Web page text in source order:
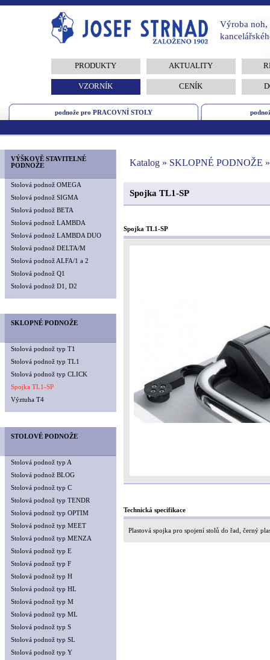
Výroba noh,
PRODUKTY AKTUALITY
VZORNÍK CENÍK
podnože pro PRACOVNÍ STOLY
VÝŠKOVĚ STAVITELNÉ
PODNOŽE
Stolová podnož OMEGA
Stolová podnož SIGMA
Stolová podnož BETA
Stolová podnož LAMBDA
Stolová podnož LAMBDA DUO
Stolová podnož DELTA/M
Stolová podnož ALFA/1 a 2
Stolová podnož Q1
Stolová podnož D1, D2
SKLOPNÉ PODNOŽE
Stolová podnož typ T1
Stolová podnož typ TL1
Stolová podnož typ CLICK
Spojka TL1-SP
Výztuha T4
STOLOVÉ PODNOŽE
Stolová podnož typ A
Stolová podnož BLOG
Stolová podnož typ C
Stolová podnož typ TENDR
Stolová podnož typ OPTIM
Stolová podnož typ MEET
Stolová podnož typ MENZA
Stolová podnož typ E
Stolová podnož typ F
Stolová podnož typ H
Stolová podnož typ HL
Stolová podnož typ M
Stolová podnož typ ML
Stolová podnož typ S
Stolová podnož typ SL
Stolová podnož typ Y
Katalog » SKLOPNÉ PODNOŽE
Spojka TL1-SP
Spojka TL1-SP
Technická specifikace
Plastová spojka pro spojení stolů do řad, černý